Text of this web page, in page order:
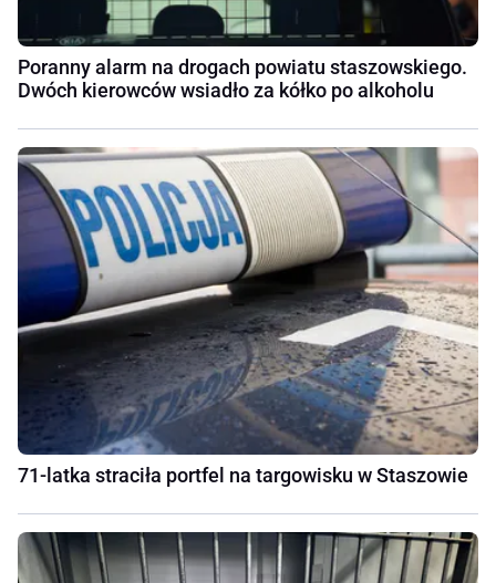
Poranny alarm na drogach powiatu staszowskiego.
Dwóch kierowców wsiadło za kółko po alkoholu
71-latka straciła portfel na targowisku w Staszowie